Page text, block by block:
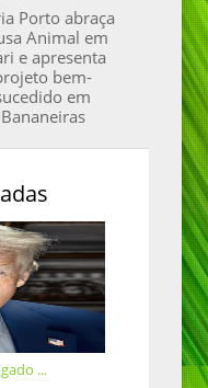
Porto abraça
Animal em
e apresenta
bem-
em
Bananeiras
...